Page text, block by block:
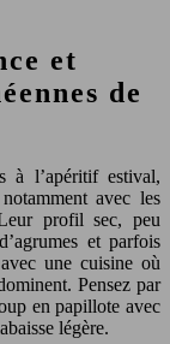
et
de
à l’apéritif estival,
avec les
profil sec, peu
et parfois
une cuisine où
Pensez par
en papillote avec
légère.